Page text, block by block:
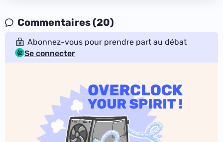
Commentaires (20)
Abonnez-vous pour prendre part au débat
Se connecter